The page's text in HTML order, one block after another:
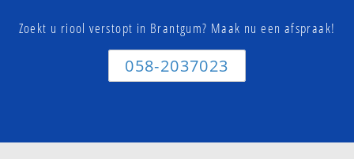
Zoekt u riool verstopt in Brantgum? Maak nu een afspraak!
058-2037023